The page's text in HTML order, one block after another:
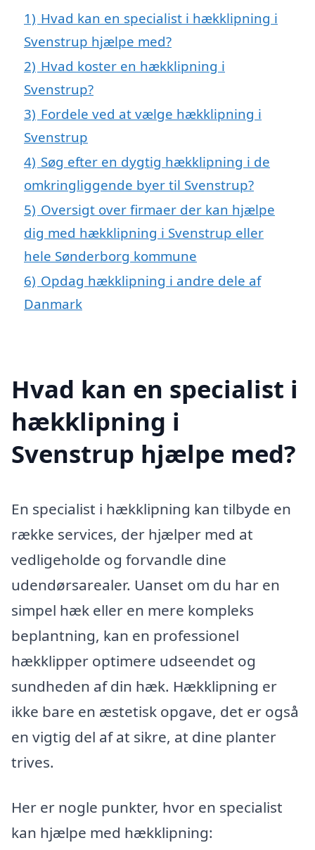
1) Hvad kan en specialist i hækklipning i
Svenstrup hjælpe med?
2) Hvad koster en hækklipning i
Svenstrup?
3) Fordele ved at vælge hækklipning i
Svenstrup
4) Søg efter en dygtig hækklipning i de
omkringliggende byer til Svenstrup?
5) Oversigt over firmaer der kan hjælpe
dig med hækklipning i Svenstrup eller
hele Sønderborg kommune
6) Opdag hækklipning i andre dele af
Danmark
Hvad kan en specialist i
hækklipning i
Svenstrup hjælpe med?
En specialist i hækklipning kan tilbyde en
række services, der hjælper med at
vedligeholde og forvandle dine
udendørsarealer. Uanset om du har en
simpel hæk eller en mere kompleks
beplantning, kan en professionel
hækklipper optimere udseendet og
sundheden af din hæk. Hækklipning er
ikke bare en æstetisk opgave, det er også
en vigtig del af at sikre, at dine planter
trives.
Her er nogle punkter, hvor en specialist
kan hjælpe med hækklipning: